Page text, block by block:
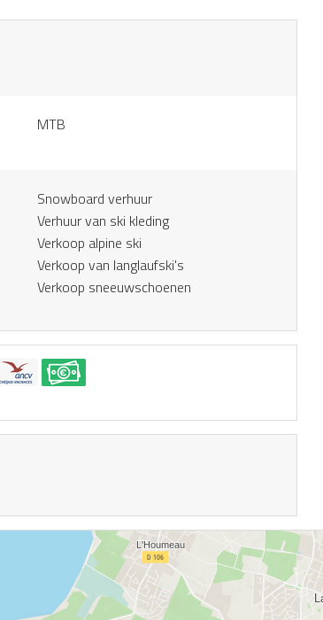
MTB
Snowboard verhuur
Verhuur van ski kleding
Verkoop alpine ski
Verkoop van langlaufski's
Verkoop sneeuwschoenen